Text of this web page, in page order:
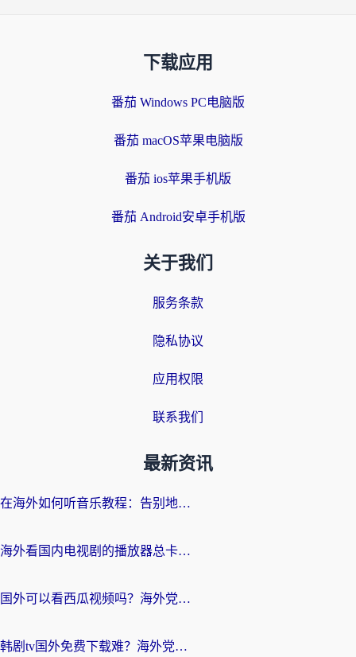
下载应用
番茄 Windows PC电脑版
番茄 macOS苹果电脑版
番茄 ios苹果手机版
番茄 Android安卓手机版
关于我们
服务条款
隐私协议
应用权限
联系我们
最新资讯
在海外如何听音乐教程：告别地域限制，随时听见国内的声音
海外看国内电视剧的播放器总卡顿？选对回国加速器才是关键
国外可以看西瓜视频吗？海外党追剧看片的终极解决方案
韩剧tv国外免费下载难？海外党看国内剧的加速器选择指南（附实用技巧）